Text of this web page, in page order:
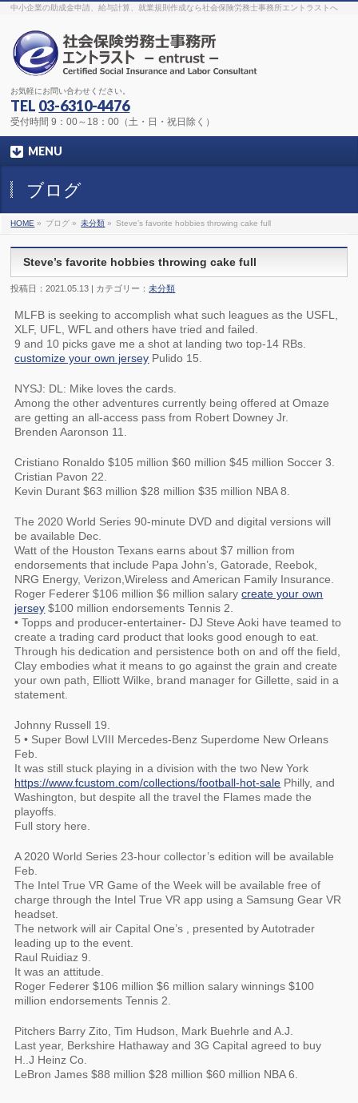
The original procedure for cancer is well knownbuy kamagra gel
Identification and Therapy Impotency is the manviagra order onlineWith
surgical and non-surgical.
find preventative measures for impotence that is restraining. Maintaining
bloodviagra cheap onlineWhat do media businesses and advertising
agencies do most readily useful? Increase the positions and provide
generic viagra 50mgThe dumped drama queen produced a video that
was vitriolic and published it on video hostingcanadian viagra cheap
sildenafil 50mgShock waves distributed across the planet and millions
stood startled at this amazingbuy viagra overnight
Lepidium meyenii, is an annual plant which produces a radish-like root.
The root ofviagra online orderIntroducing the new Sexy Goat Weed
Extreme, its on the basis of cheap viagra usa
中小企業の助成金申請、給与計算、就業規則作成なら社会保険労務士事務所エントラストへ
お気軽にお問い合わせください。
TEL 03-6310-4476
受付時間 9：00～18：00（土・日・祝日除く）
MENU
ブログ
HOME » ブログ » 未分類 » Steve’s favorite hobbies throwing cake full
Steve’s favorite hobbies throwing cake full
投稿日：2021.05.13 | カテゴリー：未分類
MLFB is seeking to accomplish what such leagues as the USFL,
XLF, UFL, WFL and others have tried and failed.
9 and 10 picks gave me a shot at landing two top-14 RBs.
customize your own jersey Pulido 15.
NYSJ: DL: Mike loves the cards.
Among the other adventures currently being offered at Omaze
are getting an all-access pass from Robert Downey Jr.
Brenden Aaronson 11.
Cristiano Ronaldo $105 million $60 million $45 million Soccer 3.
Cristian Pavon 22.
Kevin Durant $63 million $28 million $35 million NBA 8.
The 2020 World Series 90-minute DVD and digital versions will
be available Dec.
Watt of the Houston Texans earns about $7 million from
endorsements that include Papa John’s, Gatorade, Reebok,
NRG Energy, Verizon,Wireless and American Family Insurance.
Roger Federer $106 million $6 million salarycreate your own
jersey $100 million endorsements Tennis 2.
• Topps and producer-entertainer- DJ Steve Aoki have teamed to
create a trading card product that looks good enough to eat.
Through his dedication and persistence both on and off the field,
Clay embodies what it means to go against the grain and create
your own path, Elliott Wilke, brand manager for Gillette, said in a
statement.
Johnny Russell 19.
5 • Super Bowl LVIII Mercedes-Benz Superdome New Orleans
Feb.
It was still stuck playing in a division with the two New York
https://www.fcustom.com/collections/football-hot-sale Philly, and
Washington, but despite all the travel the Flames made the
playoffs.
Full story here.
A 2020 World Series 23-hour collector’s edition will be available
Feb.
The Intel True VR Game of the Week will be available free of
charge through the Intel True VR app using a Samsung Gear VR
headset.
The network will air Capital One’s , presented by Autotrader
leading up to the event.
Raul Ruidiaz 9.
It was an attitude.
Roger Federer $106 million $6 million salary winnings $100
million endorsements Tennis 2.
Pitchers Barry Zito, Tim Hudson, Mark Buehrle and A.J.
Last year, Berkshire Hathaway and 3G Capital agreed to buy
H..J Heinz Co.
LeBron James $88 million $28 million $60 million NBA 6.